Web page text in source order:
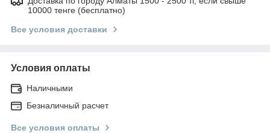
10000 тенге (бесплатно)
Все условия доставки
Условия оплаты
Наличными
Безналичный расчет
Все условия оплаты